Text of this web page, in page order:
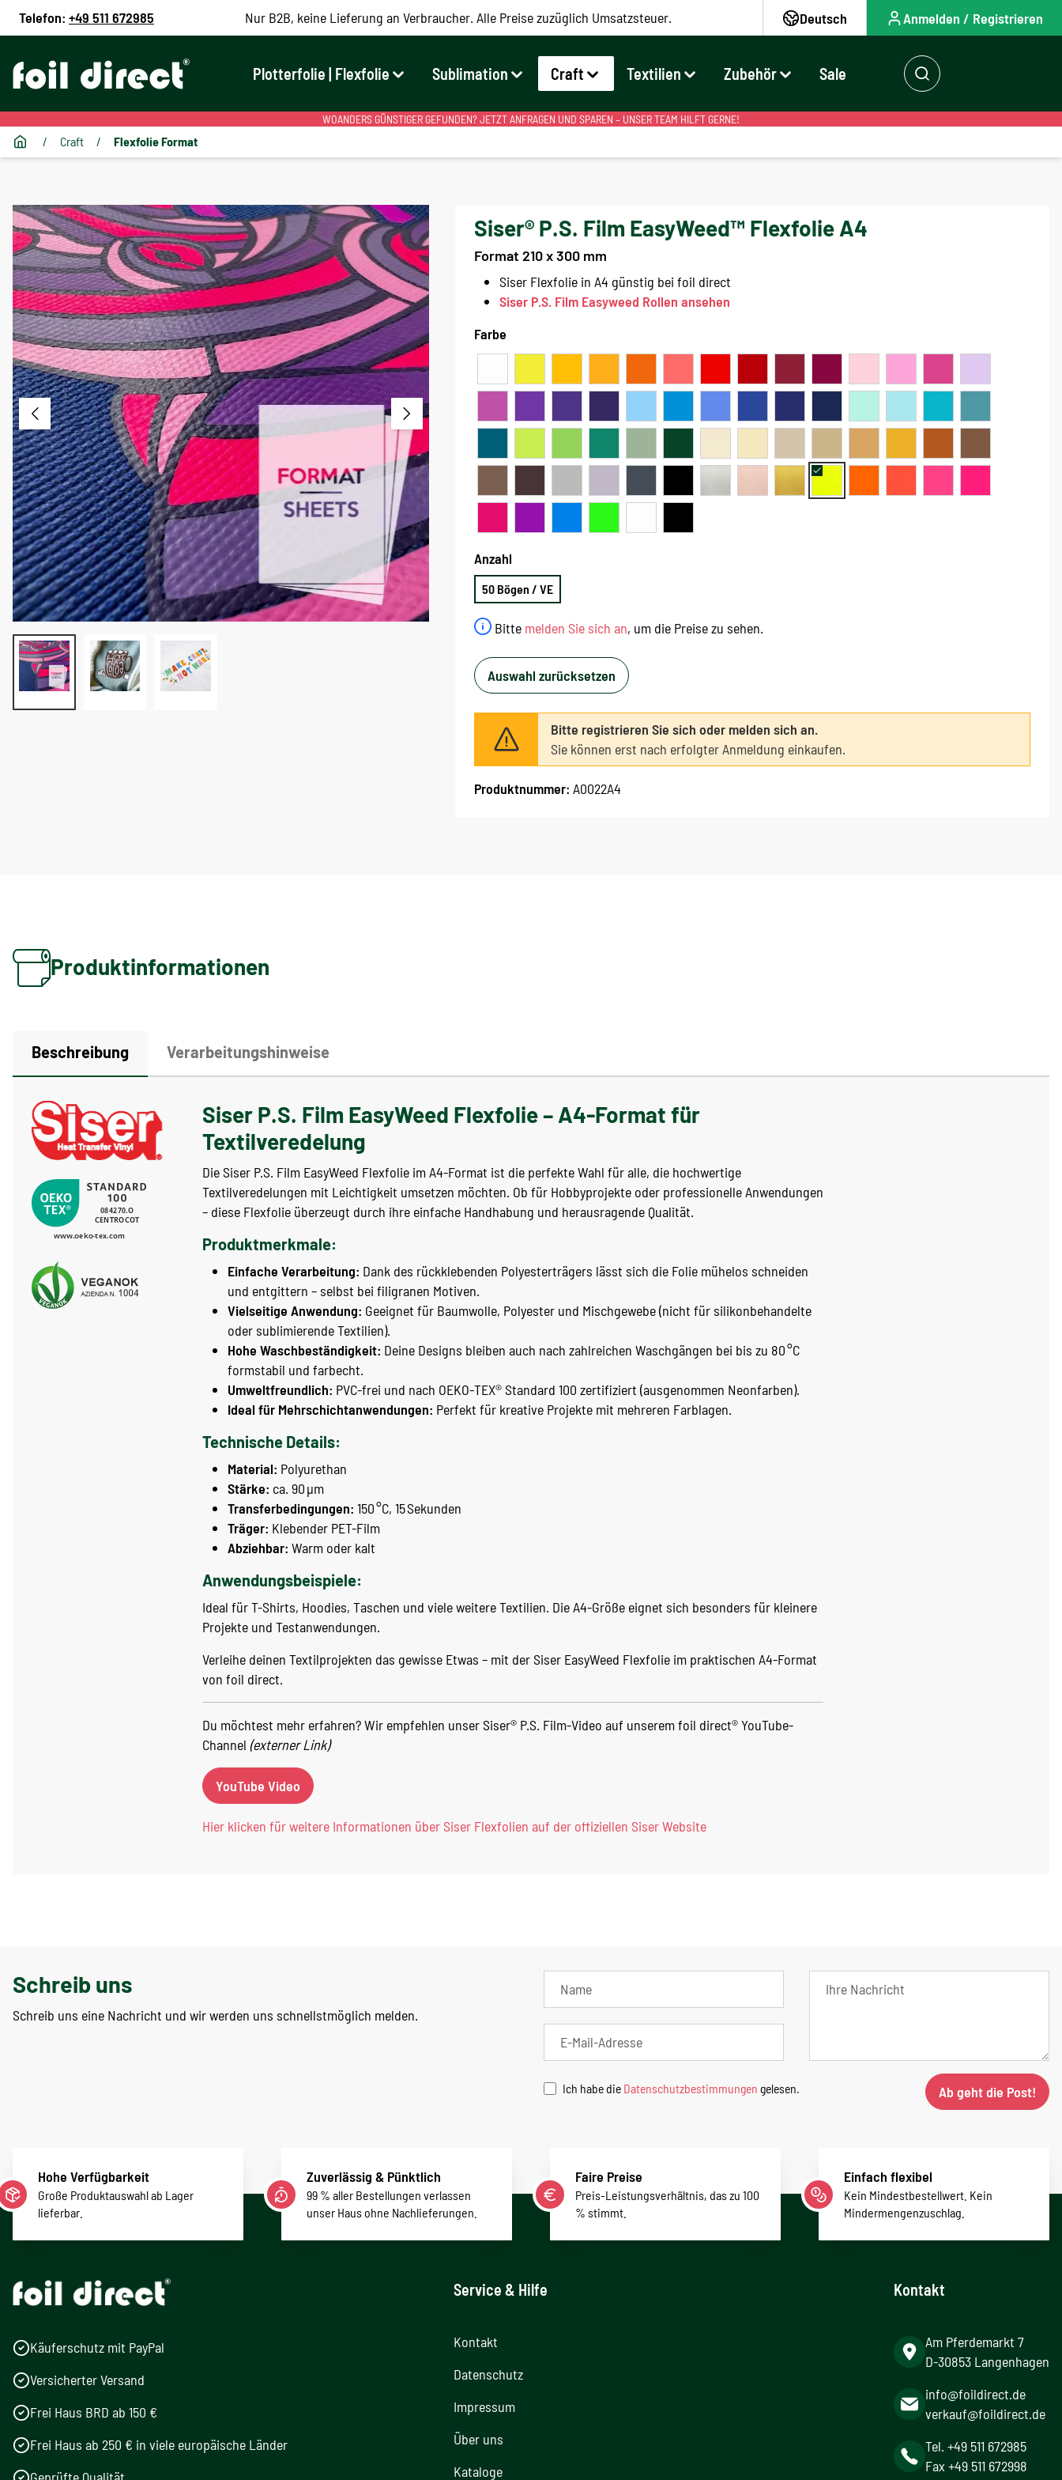
Telefon: +49 511 672985 Nur B2B, keine Lieferung an Verbraucher. Alle Preise zuzüglich Umsatzsteuer. Deutsch Anmelden / Registrieren
Plotterfolie | Flexfolie Sublimation Craft Textilien Zubehör Sale
WOANDERS GÜNSTIGER GEFUNDEN? JETZT ANFRAGEN UND SPAREN – UNSER TEAM HILFT GERNE!
/ Craft / Flexfolie Format
Siser® P.S. Film EasyWeed™ Flexfolie A4
Format 210 x 300 mm
Siser Flexfolie in A4 günstig bei foil direct
Siser P.S. Film Easyweed Rollen ansehen
Bitte melden Sie sich an, um die Preise zu sehen.
Farbe
Anzahl
50 Bögen / VE
Auswahl zurücksetzen
Bitte registrieren Sie sich oder melden sich an.
Sie können erst nach erfolgter Anmeldung einkaufen.
Produktnummer: A0022A4
Produktinformationen
Beschreibung Verarbeitungshinweise
Siser P.S. Film EasyWeed Flexfolie – A4-Format für
Textilveredelung
Die Siser P.S. Film EasyWeed Flexfolie im A4-Format ist die perfekte Wahl für alle, die hochwertige
Textilveredelungen mit Leichtigkeit umsetzen möchten. Ob für Hobbyprojekte oder professionelle Anwendungen
– diese Flexfolie überzeugt durch ihre einfache Handhabung und herausragende Qualität.
Produktmerkmale:
Einfache Verarbeitung: Dank des rückklebenden Polyesterträgers lässt sich die Folie mühelos schneiden
und entgittern – selbst bei filigranen Motiven.
Vielseitige Anwendung: Geeignet für Baumwolle, Polyester und Mischgewebe (nicht für silikonbehandelte
oder sublimierende Textilien).
Hohe Waschbeständigkeit: Deine Designs bleiben auch nach zahlreichen Waschgängen bei bis zu 80 °C
formstabil und farbecht.
Umweltfreundlich: PVC-frei und nach OEKO-TEX® Standard 100 zertifiziert (ausgenommen Neonfarben).
Ideal für Mehrschichtanwendungen: Perfekt für kreative Projekte mit mehreren Farblagen.
Technische Details:
Material: Polyurethan
Stärke: ca. 90 µm
Transferbedingungen: 150 °C, 15 Sekunden
Träger: Klebender PET-Film
Abziehbar: Warm oder kalt
Anwendungsbeispiele:
Ideal für T-Shirts, Hoodies, Taschen und viele weitere Textilien. Die A4-Größe eignet sich besonders für kleinere
Projekte und Testanwendungen.
Verleihe deinen Textilprojekten das gewisse Etwas – mit der Siser EasyWeed Flexfolie im praktischen A4-Format
von foil direct.
Du möchtest mehr erfahren? Wir empfehlen unser Siser® P.S. Film-Video auf unserem foil direct® YouTube-
Channel (externer Link)
YouTube Video
Hier klicken für weitere Informationen über Siser Flexfolien auf der offiziellen Siser Website
Schreib uns
Schreib uns eine Nachricht und wir werden uns schnellstmöglich melden.
Ich habe die Datenschutzbestimmungen gelesen. Ab geht die Post!
Hohe Verfügbarkeit
Große Produktauswahl ab Lager
lieferbar.
Zuverlässig & Pünktlich
99 % aller Bestellungen verlassen
unser Haus ohne Nachlieferungen.
Faire Preise
Preis-Leistungsverhältnis, das zu 100
% stimmt.
Einfach flexibel
Kein Mindestbestellwert. Kein
Mindermengenzuschlag.
Käuferschutz mit PayPal
Versicherter Versand
Frei Haus BRD ab 150 €
Frei Haus ab 250 € in viele europäische Länder
Service & Hilfe
Kontakt
Datenschutz
Impressum
Über uns
Kataloge
Kontakt
Am Pferdemarkt 7
D-30853 Langenhagen
info@foildirect.de
verkauf@foildirect.de
Tel. +49 511 672985
Fax +49 511 672998